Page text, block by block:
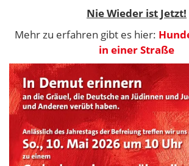
Nie Wieder ist Jetzt!
Mehr zu erfahren gibt es hier:
in einer Straße